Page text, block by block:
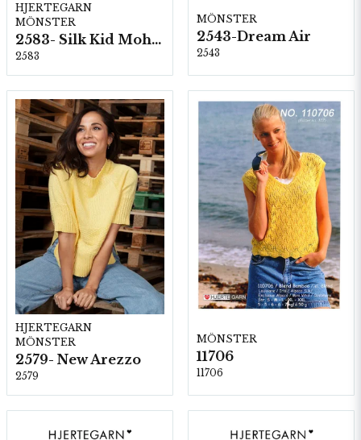
HJERTEGARN
MÖNSTER
2583- Silk Kid Mohair
2583
MÖNSTER
2543-Dream Air
2543
HJERTEGARN
MÖNSTER
2579- New Arezzo
2579
MÖNSTER
11706
11706